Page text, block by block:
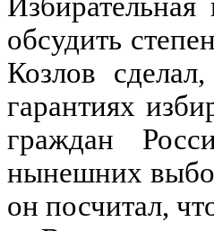
обсудить
Козлов
гарантиях
граждан
нынешних
он посчитал,